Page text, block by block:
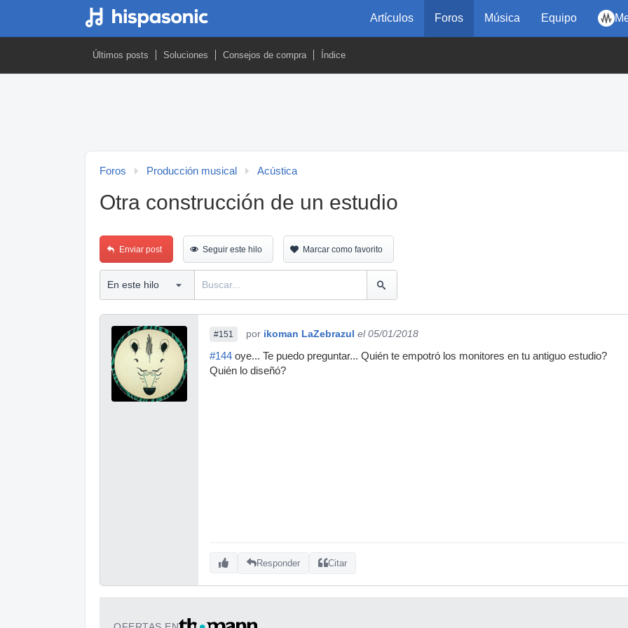
Artículos Foros Música Equipo
Últimos posts Soluciones Consejos de compra Índice
Foros Producción musical Acústica
Otra construcción de un estudio
Enviar post Seguir este hilo Marcar como favorito
#151 por ikoman LaZebrazul el 05/01/2018
#144 oye... Te puedo preguntar... Quién te empotró los monitores en tu antiguo estudio?
Quién lo diseñó?
Responder Citar